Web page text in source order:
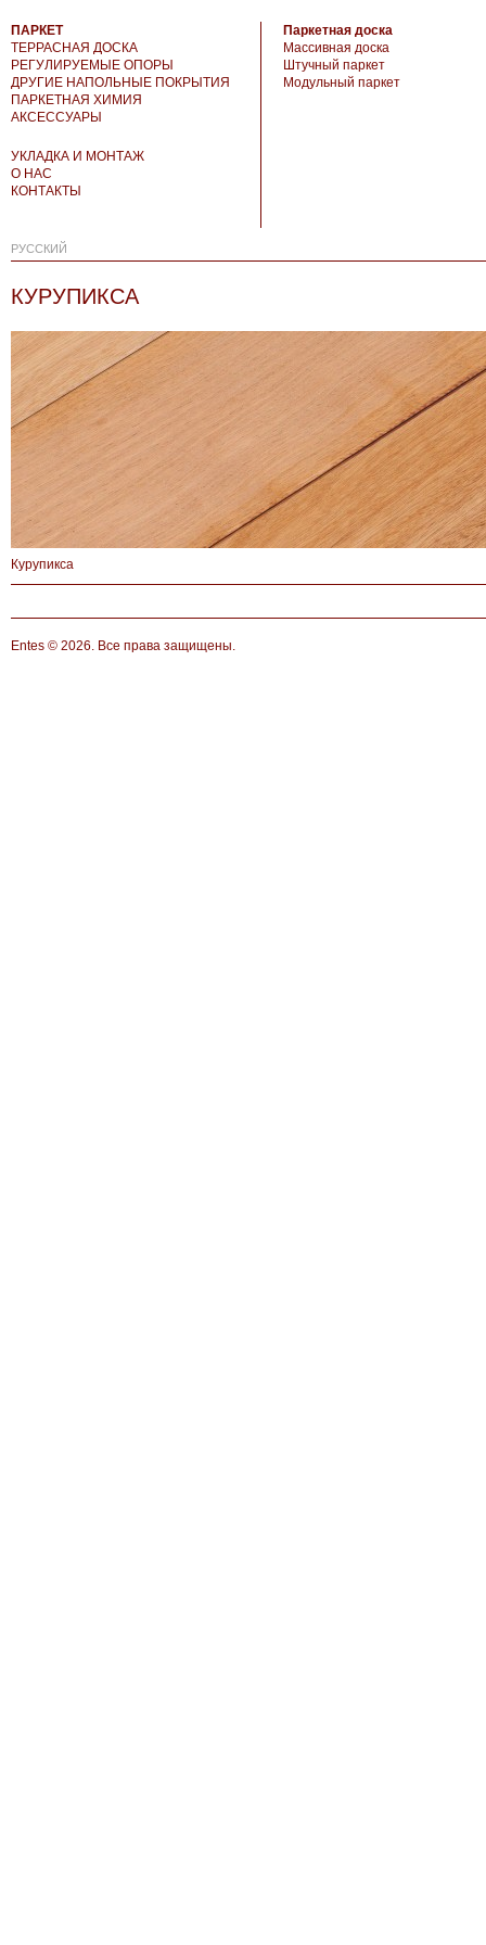
ПАРКЕТ
Паркетная доска
Массивная доска
Штучный паркет
Модульный паркет
ТЕРРАСНАЯ ДОСКА
РЕГУЛИРУЕМЫЕ ОПОРЫ
ДРУГИЕ НАПОЛЬНЫЕ ПОКРЫТИЯ
ПАРКЕТНАЯ ХИМИЯ
АКСЕССУАРЫ
УКЛАДКА И МОНТАЖ
О НАС
КОНТАКТЫ
РУССКИЙ
КУРУПИКСА
Курупикса
Entes © 2026. Все права защищены.